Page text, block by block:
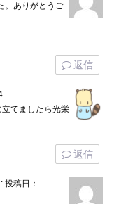
。ありがとうご
返信
てましたら光栄
返信
投稿日：